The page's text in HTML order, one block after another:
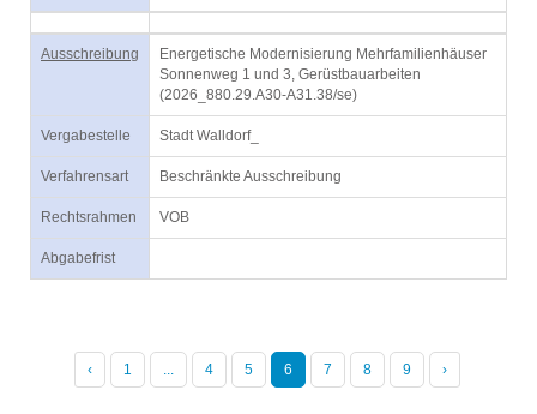
Ausschreibung
Energetische Modernisierung Mehrfamilienhäuser
Sonnenweg 1 und 3, Gerüstbauarbeiten
(2026_880.29.A30-A31.38/se)
Vergabestelle Stadt Walldorf_
Verfahrensart Beschränkte Ausschreibung
Rechtsrahmen VOB
Abgabefrist
‹ 1 ... 4 5 6 7 8 9 ›